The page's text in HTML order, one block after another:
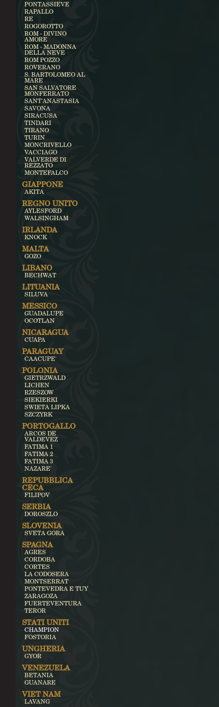
PONTASSIEVE
RAPALLO
RE
ROGOROTTO
ROM - DIVINO
AMORE
ROM - MADONNA
DELLA NEVE
ROM POZZO
ROVERANO
S. BARTOLOMEO AL
MARE
SAN SALVATORE
MONFERRATO
SANT'ANASTASIA
SAVONA
SIRACUSA
TINDARI
TIRANO
TURIN
MONCRIVELLO
VACCIAGO
VALVERDE DI
REZZATO
MONTEFALCO
GIAPPONE
AKITA
REGNO UNITO
AYLESFORD
WALSINGHAM
IRLANDA
KNOCK
MALTA
GOZO
LIBANO
BECHWAT
LITUANIA
SILUVA
MESSICO
GUADALUPE
OCOTLAN
NICARAGUA
CUAPA
PARAGUAY
CAACUPE'
POLONIA
GIETRZWALD
LICHEN
RZESZOW
SIEKIERKI
SWIETA LIPKA
SZCZYRK
PORTOGALLO
ARCOS DE
VALDEVEZ
FATIMA 1
FATIMA 2
FATIMA 3
NAZARE'
REPUBBLICA
CECA
FILIPOV
SERBIA
DOROSZLO
SLOVENIA
SVETA GORA
SPAGNA
AGRES
CORDOBA
CORTES
LA CODOSERA
MONTSERRAT
PONTEVEDRA E TUY
ZARAGOZA
FUERTEVENTURA
TEROR
STATI UNITI
CHAMPION
FOSTORIA
UNGHERIA
GYOR
VENEZUELA
BETANIA
GUANARE
VIET NAM
LAVANG